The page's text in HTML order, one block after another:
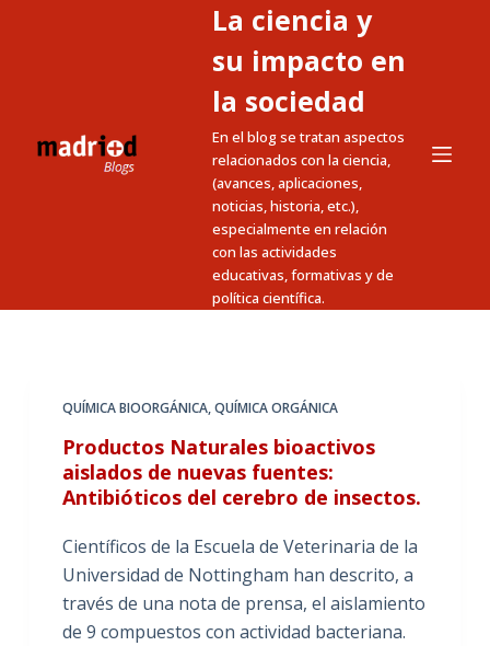
n
La ciencia y
su impacto en
la sociedad
En el blog se tratan aspectos
relacionados con la ciencia,
(avances, aplicaciones,
noticias, historia, etc.),
especialmente en relación
con las actividades
educativas, formativas y de
política científica.
QUÍMICA BIOORGÁNICA,QUÍMICA ORGÁNICA
Productos Naturales bioactivos
aislados de nuevas fuentes:
Antibióticos del cerebro de insectos.
Científicos de la Escuela de Veterinaria de la
Universidad de Nottingham han descrito, a
través de una nota de prensa, el aislamiento
de 9 compuestos con actividad bacteriana.